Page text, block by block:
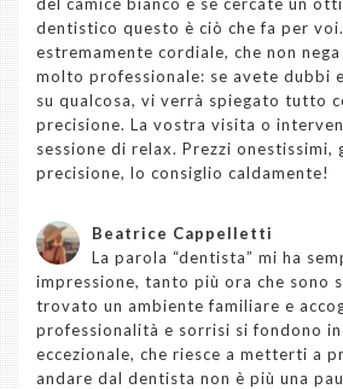
dentistico questo è ciò che fa per
estremamente cordiale, che non
molto professionale: se avete dubbi
su qualcosa, vi verrà spiegato tutto
precisione. La vostra visita o
sessione di relax. Prezzi onestissimi,
precisione, lo consiglio caldamente!
Beatrice Cappelletti
La parola “dentista” mi ha
impressione, tanto più ora che sono
trovato un ambiente familiare e
professionalità e sorrisi si fondono
eccezionale, che riesce a metterti a
andare dal dentista non è più una